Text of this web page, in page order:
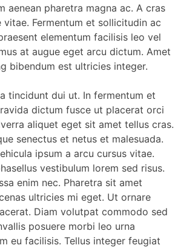
aenean pharetra magna ac. A cras
vitae. Fermentum et sollicitudin ac
elementum facilisis leo vel
at augue eget arcu dictum. Amet
bibendum est ultricies integer.
tincidunt dui ut. In fermentum et
dictum fusce ut placerat orci
aliquet eget sit amet tellus cras.
senectus et netus et malesuada.
ipsum a arcu cursus vitae.
vestibulum lorem sed risus.
enim nec. Pharetra sit amet
ultricies mi eget. Ut ornare
Diam volutpat commodo sed
posuere morbi leo urna
eu facilisis. Tellus integer feugiat